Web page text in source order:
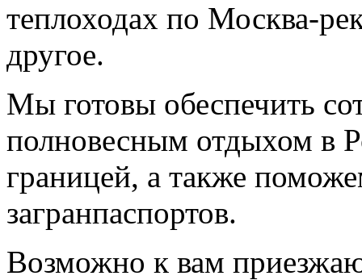
теплоходах по Москва-
другое.
Мы готовы обеспечить
полновесным отдыхом в
границей, а также
загранпаспортов.
Возможно к вам